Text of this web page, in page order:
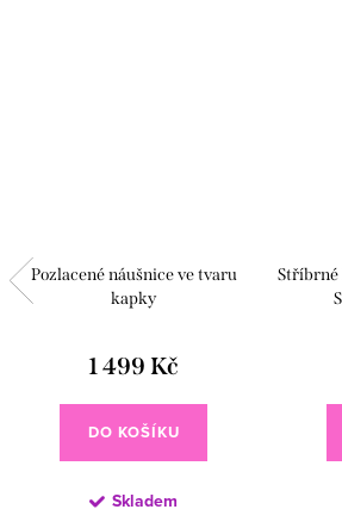
Pozlacené náušnice ve tvaru
kapky
1 499 Kč
DO KOŠÍKU
Skladem
Stříbrné